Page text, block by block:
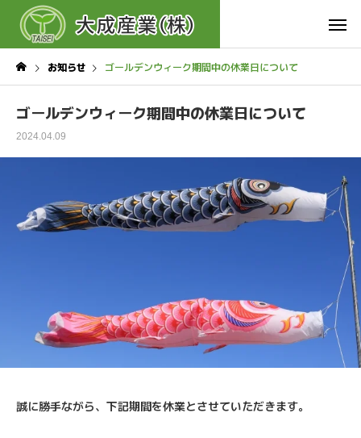
お知らせ ゴールデンウィーク期間中の休業日について
ゴールデンウィーク期間中の休業日について
2024.04.09
誠に勝手ながら、下記期間を休業とさせていただきます。